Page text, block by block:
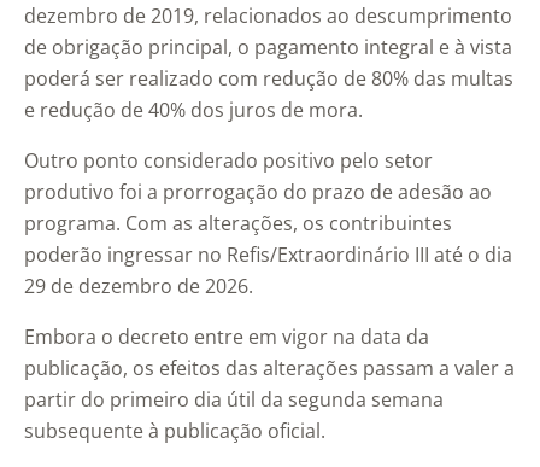
dezembro de 2019, relacionados ao descumprimento
de obrigação principal, o pagamento integral e à vista
poderá ser realizado com redução de 80% das multas
e redução de 40% dos juros de mora.
Outro ponto considerado positivo pelo setor
produtivo foi a prorrogação do prazo de adesão ao
programa. Com as alterações, os contribuintes
poderão ingressar no Refis/Extraordinário III até o dia
29 de dezembro de 2026.
Embora o decreto entre em vigor na data da
publicação, os efeitos das alterações passam a valer a
partir do primeiro dia útil da segunda semana
subsequente à publicação oficial.